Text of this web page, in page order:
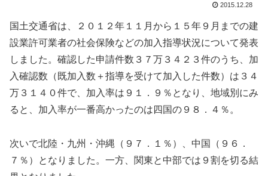
2015.12.28
国土交通省は、２０１２年１１月から１５年９月までの建
設業許可業者の社会保険などの加入指導状況について発表
しました。確認した申請件数３７万３４２３件のうち、加
入確認数（既加入数＋指導を受けて加入した件数）は３４
万３１４０件で、加入率は９１．９％となり、地域別にみ
ると、加入率が一番高かったのは四国の９８．４％。
次いで北陸・九州・沖縄（９７．１％）、中国（９６．
７％）となりました。一方、関東と中部では９割を切る結